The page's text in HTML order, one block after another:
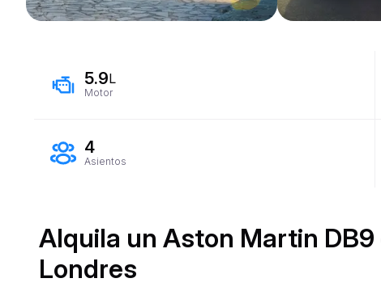
5.9L
Motor
4
Asientos
Alquila un Aston Martin
Londres